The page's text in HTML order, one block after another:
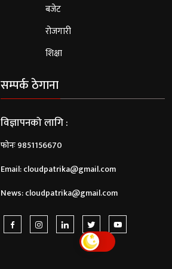
बजेट
रोजगारी
शिक्षा
सम्पर्क ठेगाना
विज्ञापनको लागि :
फोनः 9851156670
Email:cloudpatrika@gmail.com
News:cloudpatrika@gmail.com